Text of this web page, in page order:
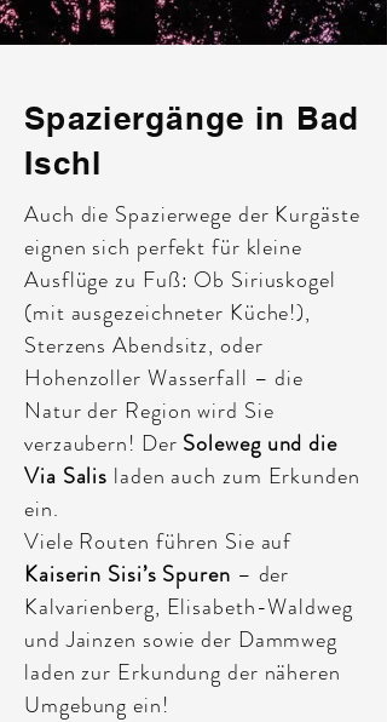
Spaziergänge in Bad
Ischl
Auch die Spazierwege der Kurgäste
eignen sich perfekt für kleine
Ausflüge zu Fuß: Ob Siriuskogel
(mit ausgezeichneter Küche!),
Sterzens Abendsitz, oder
Hohenzoller Wasserfall – die
Natur der Region wird Sie
verzaubern! Der Soleweg und die
Via Salis laden auch zum Erkunden
ein.
Viele Routen führen Sie auf
Kaiserin Sisi’s Spuren – der
Kalvarienberg, Elisabeth-Waldweg
und Jainzen sowie der Dammweg
laden zur Erkundung der näheren
Umgebung ein!